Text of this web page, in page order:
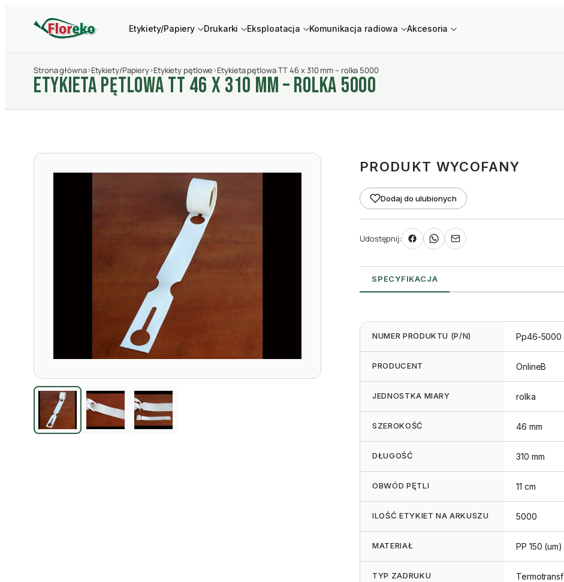
Etykiety/Papiery Drukarki Eksploatacja Komunikacja radiowa Akcesoria
Strona główna›Etykiety/Papiery›Etykiety pętlowe›Etykieta pętlowa TT 46 x 310 mm – rolka 5000
ETYKIETA PęTLOWA TT 46 X 310 MM – ROLKA 5000
PRODUKT WYCOFANY
Dodaj do ulubionych
Udostępnij:
SPECYFIKACJA
NUMER PRODUKTU (P/N) Pp46-5000
PRODUCENT OnlineB
JEDNOSTKA MIARY rolka
SZEROKOŚĆ 46 mm
DŁUGOŚĆ 310 mm
OBWÓD PĘTLI 11 cm
ILOŚĆ ETYKIET NA ARKUSZU 5000
MATERIAŁ PP 150 (um)
TYP ZADRUKU